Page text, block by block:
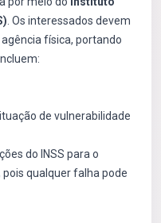
. Os interessados devem
física, portando
de vulnerabilidade
do INSS para o
qualquer falha pode